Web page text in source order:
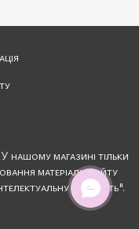
нашому магазині тільки
матеріалів сайту
власність".